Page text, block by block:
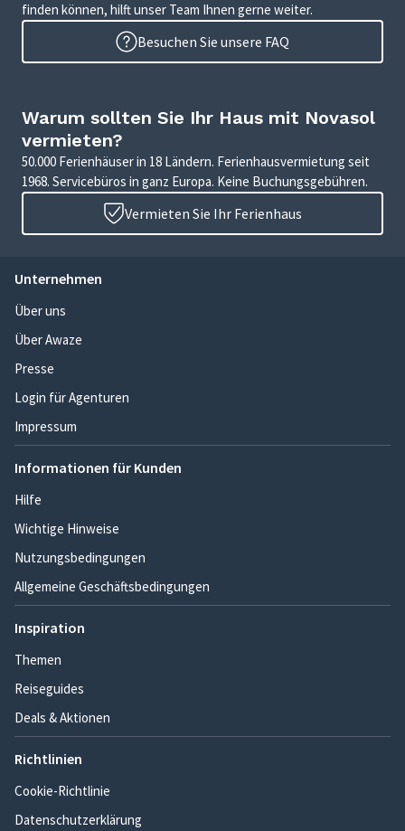
finden können, hilft unser Team Ihnen gerne weiter.
Besuchen Sie unsere FAQ
Warum sollten Sie Ihr Haus mit Novasol
vermieten?
50.000 Ferienhäuser in 18 Ländern. Ferienhausvermietung seit
1968. Servicebüros in ganz Europa. Keine Buchungsgebühren.
Vermieten Sie Ihr Ferienhaus
Unternehmen
Über uns
Über Awaze
Presse
Login für Agenturen
Impressum
Informationen für Kunden
Hilfe
Wichtige Hinweise
Nutzungsbedingungen
Allgemeine Geschäftsbedingungen
Inspiration
Themen
Reiseguides
Deals & Aktionen
Richtlinien
Cookie-Richtlinie
Datenschutzerklärung